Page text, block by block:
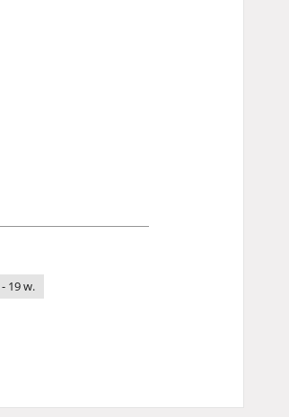
19 w.